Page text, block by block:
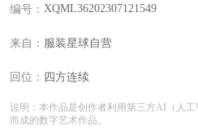
编号： XQML36202307121549
来自： 服装星球自营
回位： 四方连续
说明：本作品是创作者利用第三方AI（人
而成的数字艺术作品。